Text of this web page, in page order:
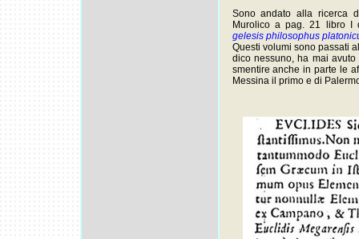
Sono andato alla ricerca
Murolico a pag. 21 libro
gelesis philosophus
Questi volumi sono passati
dico nessuno, ha mai
smentire anche in parte le
Messina il primo e di